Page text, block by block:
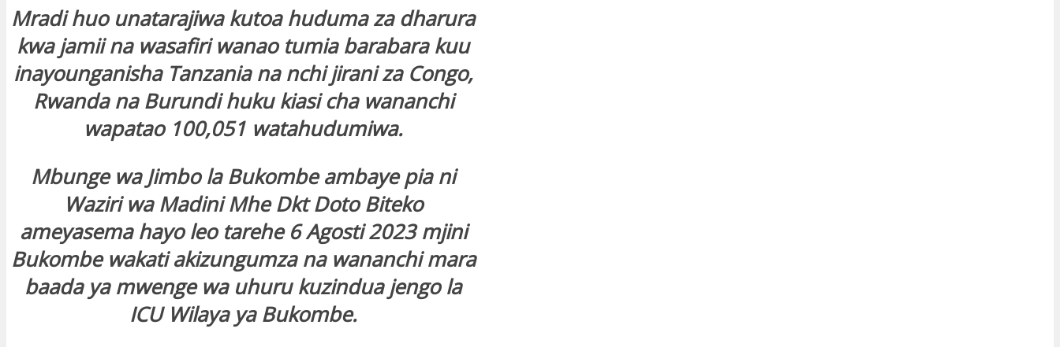
Mradi huo unatarajiwa kutoa huduma za dharura
kwa jamii na wasafiri wanao tumia barabara kuu
inayounganisha Tanzania na nchi jirani za Congo,
Rwanda na Burundi huku kiasi cha wananchi
wapatao 100,051 watahudumiwa.
Mbunge wa Jimbo la Bukombe ambaye pia ni
Waziri wa Madini Mhe Dkt Doto Biteko
ameyasema hayo leo tarehe 6 Agosti 2023 mjini
Bukombe wakati akizungumza na wananchi mara
baada ya mwenge wa uhuru kuzindua jengo la
ICU Wilaya ya Bukombe.